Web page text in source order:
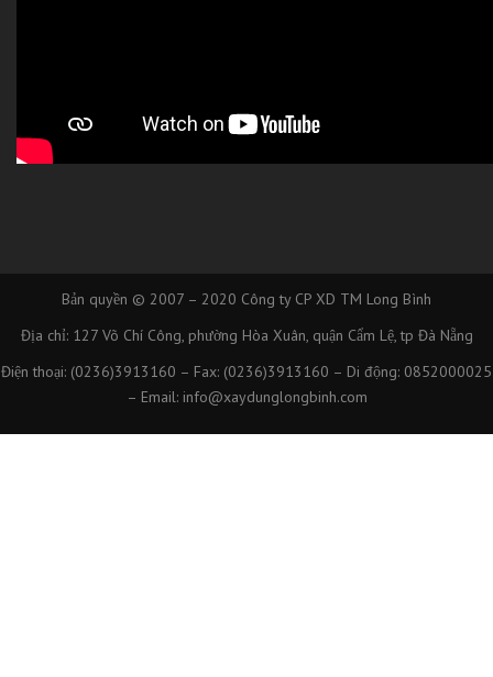
Bản quyền © 2007 – 2020 Công ty CP XD TM Long Bình
Địa chỉ: 127 Võ Chí Công, phường Hòa Xuân, quận Cẩm Lệ, tp Đà Nẵng
Điện thoại: (0236)3913160 – Fax: (0236)3913160 – Di động: 0852000025
– Email: info@xaydunglongbinh.com